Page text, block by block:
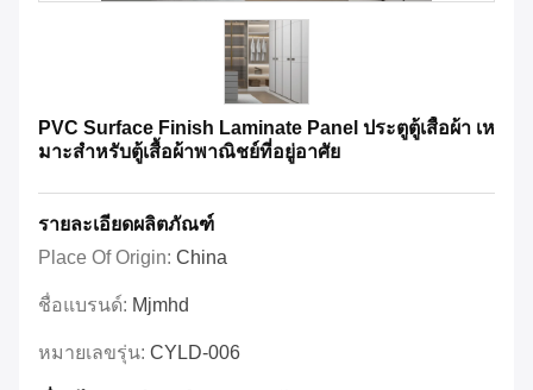
PVC Surface Finish Laminate Panel ประตูตู้เสื้อผ้า เห
มาะสําหรับตู้เสื้อผ้าพาณิชย์ที่อยู่อาศัย
รายละเอียดผลิตภัณฑ์
Place Of Origin: China
ชื่อแบรนด์: Mjmhd
หมายเลขรุ่น: CYLD-006